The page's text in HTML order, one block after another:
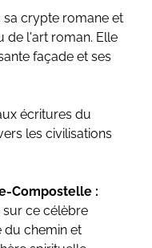
sa crypte romane et
de l'art roman. Elle
façade et ses
écritures du
les civilisations
Compostelle :
sur ce célèbre
du chemin et